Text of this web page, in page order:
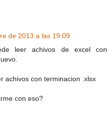
de 2013 a las 19:09
leer achivos de excel con
achivos con terminacion .xlsx
con eso?